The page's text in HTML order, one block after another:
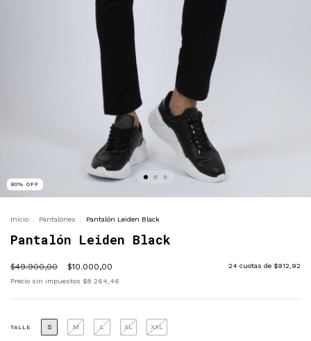
80% OFF
Inicio Pantalones Pantalón Leiden Black
Pantalón Leiden Black
$49.900,00 $10.000,00 24 cuotas de $912,92
Precio sin impuestos $8.264,46
TALLE S M L XL XXL